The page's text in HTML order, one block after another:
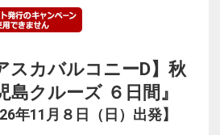
スカバルコニーD】秋
島クルーズ ６日間』
年11月８日（日）出発】